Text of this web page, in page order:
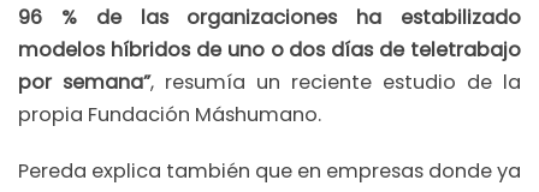
96 % de las organizaciones ha estabilizado
modelos híbridos de uno o dos días de teletrabajo
por semana”, resumía un reciente estudio de la
propia Fundación Máshumano.
Pereda explica también que en empresas donde ya